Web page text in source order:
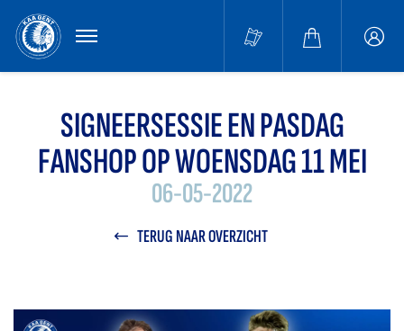
MENU
SIGNEERSESSIE EN PASDAG
FANSHOP OP WOENSDAG 11 MEI
06-05-2022
TERUG NAAR OVERZICHT